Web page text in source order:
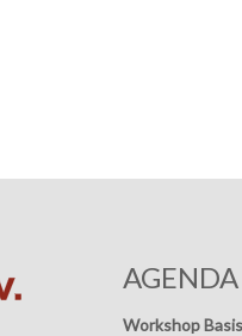
AGENDA
Workshop